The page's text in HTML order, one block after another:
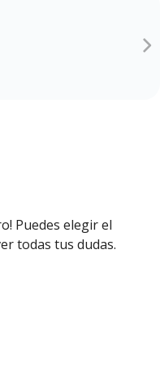
Puedes elegir el
todas tus dudas.